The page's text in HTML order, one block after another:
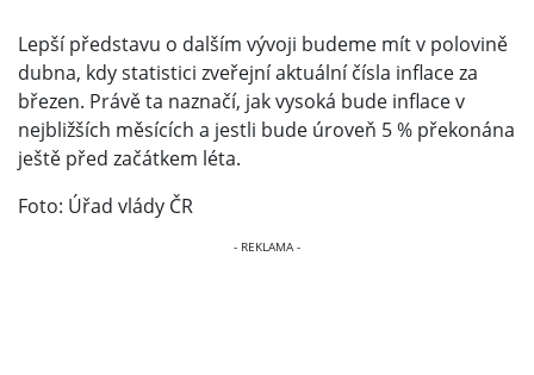
Lepší představu o dalším vývoji budeme mít v polovině
dubna, kdy statistici zveřejní aktuální čísla inflace za
březen. Právě ta naznačí, jak vysoká bude inflace v
nejbližších měsících a jestli bude úroveň 5 % překonána
ještě před začátkem léta.
Foto: Úřad vlády ČR